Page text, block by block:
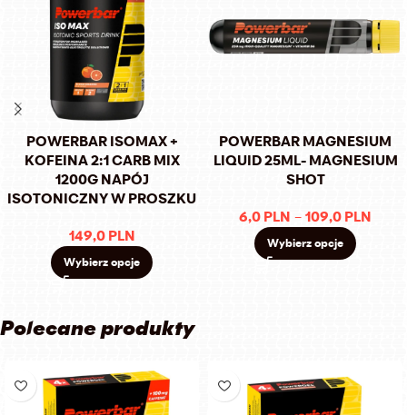
POWERBAR ISOMAX +
KOFEINA 2:1 CARB MIX
1200G NAPÓJ
ISOTONICZNY W PROSZKU
149,0 PLN
Wybierz opcje
POWERBAR MAGNESIUM
LIQUID 25ML- MAGNESIUM
SHOT
6,0 PLN – 109,0 PLN
Wybierz opcje
Polecane produkty